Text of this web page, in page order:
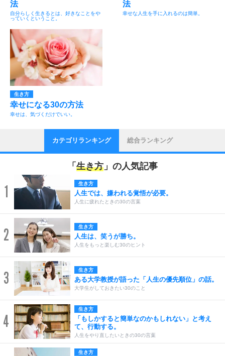
法
自分らしく生きるとは、好きなことをや
っていくということ。
法
幸せな人生を手に入れるのは簡単。
生き方
幸せになる30の方法
幸せは、気づくだけでいい。
カテゴリランキング 総合ランキング
「 生き方 」の人気記事
1 生き方
人生では、嫌われる覚悟が必要。
人生に疲れたときの30の言葉
2 生き方
人生は、笑うが勝ち。
人生をもっと楽しむ30のヒント
3 生き方
ある大学教授が語った「人生の優先順位」の話。
大学生がしておきたい30のこと
4
生き方
「もしかすると簡単なのかもしれない」と考え
て、行動する。
人生をやり直したいときの30の言葉
生き方